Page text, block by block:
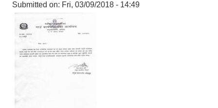
Submitted on: Fri, 03/09/2018 - 14:49